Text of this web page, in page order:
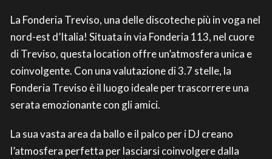
La Fonderia Treviso, una delle discoteche più in voga nel
nord-est d’Italia! Situata in via Fonderia 113, nel cuore
di Treviso, questa location offre un’atmosfera unica e
coinvolgente. Con una valutazione di 3.7 stelle, la
Fonderia Treviso è il luogo ideale per trascorrere una
serata emozionante con gli amici.
La sua vasta area da ballo e il palco per i DJ creano
l’atmosfera perfetta per lasciarsi coinvolgere dalla